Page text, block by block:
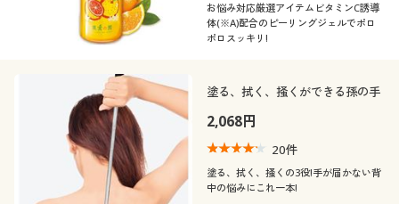
お悩み対応厳選アイテムビタミンC誘導
体(※A)配合のピーリングジェルでポロ
ポロスッキリ!
塗る、拭く、掻くができる孫の手
2,068円
20件
塗る、拭く、掻くの3役!手が届かない背
中の悩みにこれ一本!